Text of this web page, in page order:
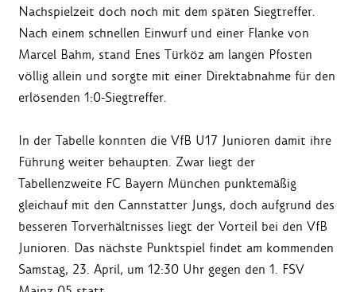
Nachspielzeit doch noch mit dem späten Siegtreffer.
Nach einem schnellen Einwurf und einer Flanke von
Marcel Bahm, stand Enes Türköz am langen Pfosten
völlig allein und sorgte mit einer Direktabnahme für den
erlösenden 1:0-Siegtreffer.
In der Tabelle konnten die VfB U17 Junioren damit ihre
Führung weiter behaupten. Zwar liegt der
Tabellenzweite FC Bayern München punktemäßig
gleichauf mit den Cannstatter Jungs, doch aufgrund des
besseren Torverhältnisses liegt der Vorteil bei den VfB
Junioren. Das nächste Punktspiel findet am kommenden
Samstag, 23. April, um 12:30 Uhr gegen den 1. FSV